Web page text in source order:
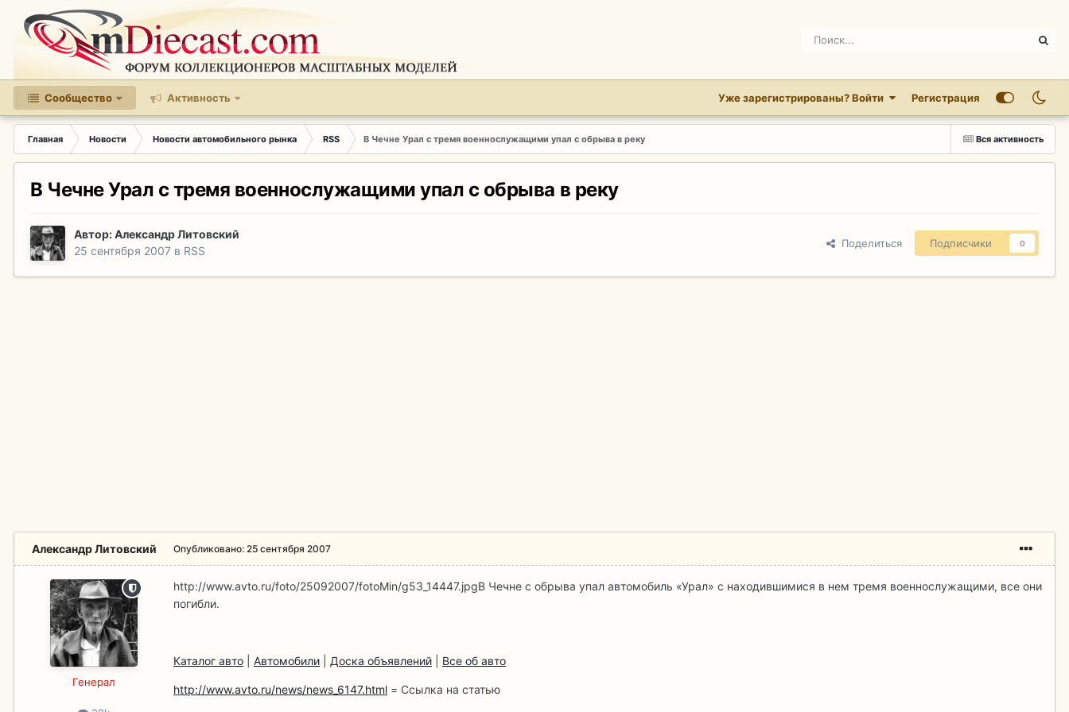
Сообщество Активность Уже зарегистрированы? Войти Регистрация
Вся активность
Главная Новости Новости автомобильного рынка RSS В Чечне Урал с тремя военнослужащими упал с обрыва в реку
В Чечне Урал с тремя военнослужащими упал с обрыва в реку
Автор:Александр Литовский
25 сентября 2007 в RSS
Поделиться Подписчики 0
Александр Литовский
Гeнерал
Опубликовано: 25 сентября 2007
http://www.avto.ru/foto/25092007/fotoMin/g53_14447.jpgВ Чечне с обрыва упал автомобиль «Урал» с находившимися в нем тремя военнослужащими, все они
погибли.
Каталог авто Автомобили Доска объявлений Все об авто
http://www.avto.ru/news/news_6147.html = Ссылка на статью